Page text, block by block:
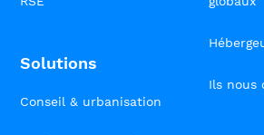
Solutions
Conseil & urbanisation
Ils nous